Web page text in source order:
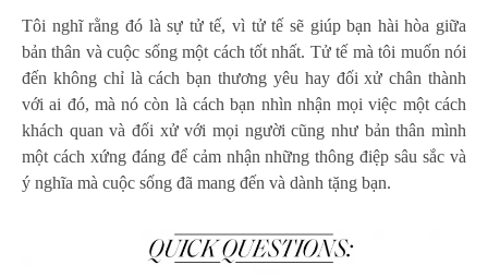
Tôi nghĩ rằng đó là sự tử tế, vì tử tế sẽ giúp bạn hài hòa giữa
bản thân và cuộc sống một cách tốt nhất. Tử tế mà tôi muốn nói
đến không chỉ là cách bạn thương yêu hay đối xử chân thành
với ai đó, mà nó còn là cách bạn nhìn nhận mọi việc một cách
khách quan và đối xử với mọi người cũng như bản thân mình
một cách xứng đáng để cảm nhận những thông điệp sâu sắc và
ý nghĩa mà cuộc sống đã mang đến và dành tặng bạn.